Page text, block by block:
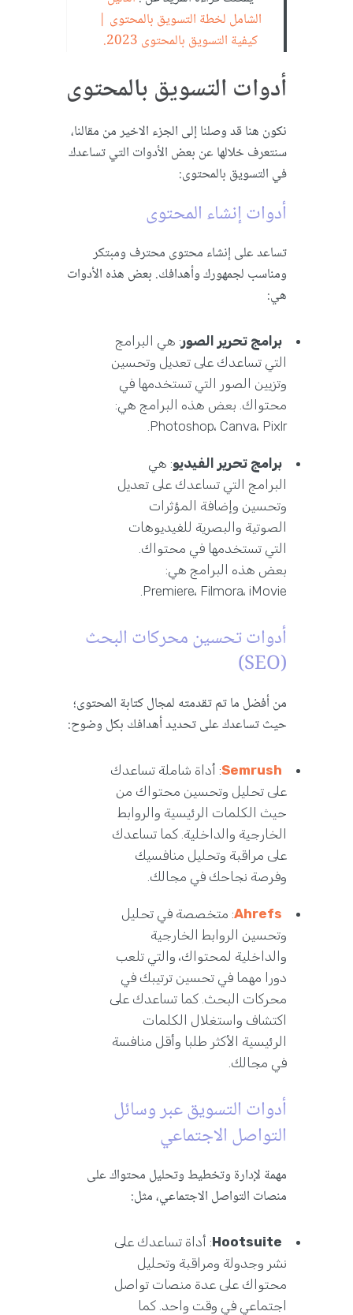
الشامل لخطة التسويق بالمحتوى |
كيفية التسويق بالمحتوى 2023.
أدوات التسويق بالمحتوى
نكون هنا قد وصلنا إلى الجزء الاخير من مقالنا،
سنتعرف خلالها عن بعض الأدوات التي تساعدك
في التسويق بالمحتوى:
أدوات إنشاء المحتوى
تساعد على إنشاء محتوى محترف ومبتكر
ومناسب لجمهورك وأهدافك. بعض هذه الأدوات
هي:
برامج تحرير الصور: هي البرامج
التي تساعدك على تعديل وتحسين
وتزيين الصور التي تستخدمها في
محتواك. بعض هذه البرامج هي:
Photoshop، Canva، Pixlr.
برامج تحرير الفيديو: هي
البرامج التي تساعدك على تعديل
وتحسين وإضافة المؤثرات
الصوتية والبصرية للفيديوهات
التي تستخدمها في محتواك.
بعض هذه البرامج هي:
Premiere، Filmora، iMovie.
أدوات تحسين محركات البحث
(SEO)
من أفضل ما تم تقدمته لمجال كتابة المحتوى؛
حيث تساعدك على تحديد أهدافك بكل وضوح:
Semrush: أداة شاملة تساعدك
على تحليل وتحسين محتواك من
حيث الكلمات الرئيسية والروابط
الخارجية والداخلية. كما تساعدك
على مراقبة وتحليل منافسيك
وفرصة نجاحك في مجالك.
Ahrefs: متخصصة في تحليل
وتحسين الروابط الخارجية
والداخلية لمحتواك، والتي تلعب
دورا مهما في تحسين ترتيبك في
محركات البحث. كما تساعدك على
اكتشاف واستغلال الكلمات
الرئيسية الأكثر طلبا وأقل منافسة
في مجالك.
أدوات التسويق عبر وسائل
التواصل الاجتماعي
مهمة لإدارة وتخطيط وتحليل محتواك على
منصات التواصل الاجتماعي، مثل:
Hootsuite: أداة تساعدك على
نشر وجدولة ومراقبة وتحليل
محتواك على عدة منصات تواصل
اجتماعي في وقت واحد. كما